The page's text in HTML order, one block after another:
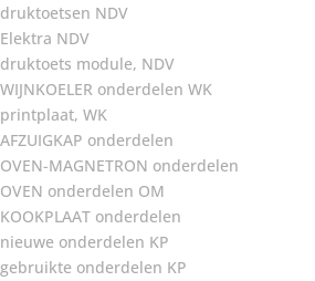
druktoetsen NDV
Elektra NDV
druktoets module, NDV
WIJNKOELER onderdelen WK
printplaat, WK
AFZUIGKAP onderdelen
OVEN-MAGNETRON onderdelen
OVEN onderdelen OM
KOOKPLAAT onderdelen
nieuwe onderdelen KP
gebruikte onderdelen KP